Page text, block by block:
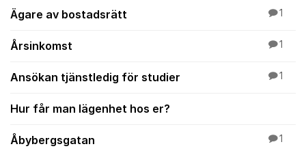
Ägare av bostadsrätt 1
Årsinkomst 1
Ansökan tjänstledig för studier 1
Hur får man lägenhet hos er?
Åbybergsgatan 1